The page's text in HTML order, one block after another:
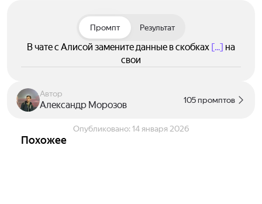
Промпт Результат
В чате с Алисой замените данные в скобках [...] на
свои
Автор
Александр Морозов 105 промптов
Опубликовано: 14 января 2026
Похожее